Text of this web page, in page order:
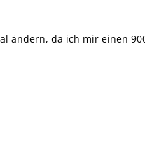
ändern, da ich mir einen